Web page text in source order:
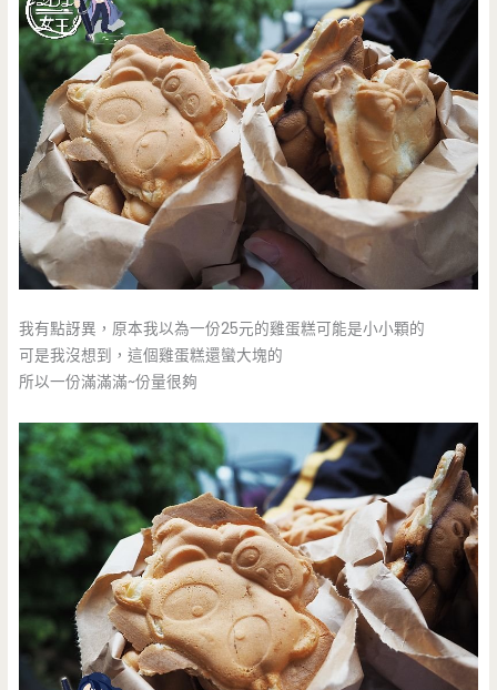
我有點訝異，原本我以為一份25元的雞蛋糕可能是小小顆的
可是我沒想到，這個雞蛋糕還蠻大塊的
所以一份滿滿滿~份量很夠